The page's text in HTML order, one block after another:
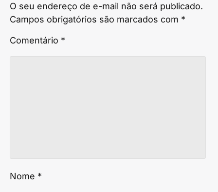
O seu endereço de e-mail não será publicado.
Campos obrigatórios são marcados com *
Comentário *
Nome *